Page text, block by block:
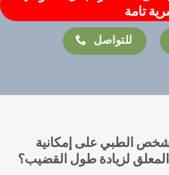
تامة
للتواصل
الطبي على إمكانية
لزيادة طول القضيب؟